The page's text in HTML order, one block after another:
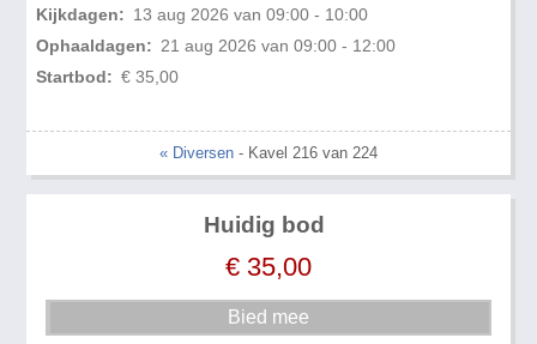
Kijkdagen: 13 aug 2026 van 09:00 - 10:00
Ophaaldagen: 21 aug 2026 van 09:00 - 12:00
Startbod: € 35,00
« Diversen - Kavel 216 van 224
Huidig bod
€ 35,00